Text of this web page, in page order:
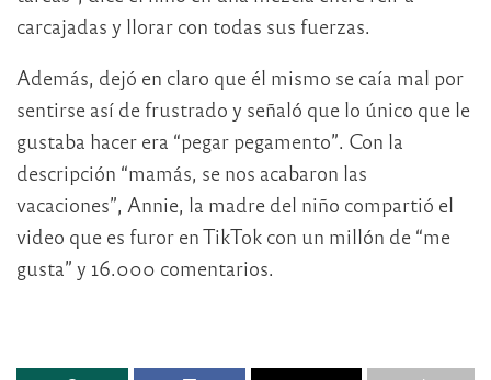
carcajadas y llorar con todas sus fuerzas.
Además, dejó en claro que él mismo se caía mal por
sentirse así de frustrado y señaló que lo único que le
gustaba hacer era “pegar pegamento”. Con la
descripción “mamás, se nos acabaron las
vacaciones”, Annie, la madre del niño compartió el
video que es furor en TikTok con un millón de “me
gusta” y 16.000 comentarios.